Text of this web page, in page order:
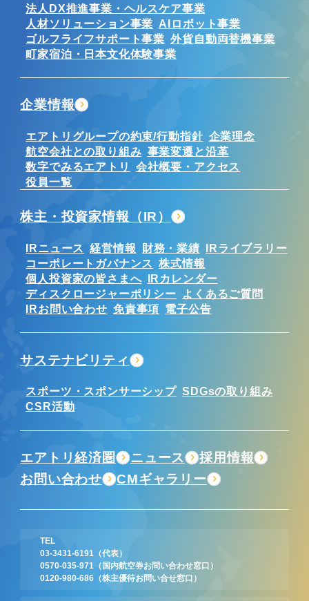
TEL
03-3431-6191
（代表）
0570-035-971
（国内航空券お問い合わせ窓口）
0120-980-686 （株主優待お問い合せ窓口）
法人DX推進事業・ヘルスケア事業
人材ソリューション事業 AIロボット事業
ゴルフライフサポート事業 外貨自動両替機事業
町家宿泊・日本文化体験事業
企業情報
エアトリグループの約束/行動指針 企業理念
航空会社との取り組み 事業変遷と沿革
数字でみるエアトリ
会社概要・アクセス
役員一覧
株主・投資家情報（IR）
IRニュース 経営情報 財務・業績 IRライブラリー
コーポレートガバナンス 株式情報
個人投資家の皆さまへ IRカレンダー
ディスクロージャーポリシー
よくあるご質問
IRお問い合わせ 免責事項 電子公告
サステナビリティ
スポーツ・スポンサーシップ SDGsの取り組み
CSR活動
エアトリ経済圏 ニュース
採用情報
お問い合わせ
CMギャラリー